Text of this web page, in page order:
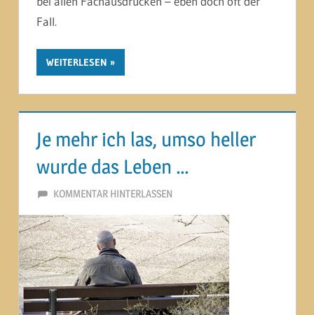
Fall.
WEITERLESEN
Je mehr ich las, umso heller
wurde das Leben …
8. FEBRUAR 2015
MARTINA BERG
KOMMENTAR HINTERLASSEN